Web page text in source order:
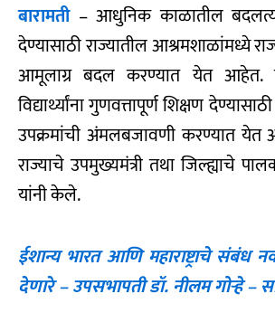
बारामती– आधुनिक काळातील
देण्यासाठी राज्यातील आश्रमशाळांमध्ये
आमूलाग्र बदल करण्यात येत आहेत.
विद्यार्थ्यांना गुणवत्तापूर्ण शिक्षण
उपक्रमांची अंमलबजावणी करण्यात येत
राज्याचे उपमुख्यमंत्री तथा जिल्ह्याचे
यांनी केले.
ईशान्य भारत आणि महाराष्ट्राचे संबंध
देणारे – उपसभापती डॉ. नीलम गोऱ्हे –